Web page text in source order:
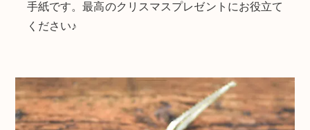
手紙です。最高のクリスマスプレゼントにお役立て
ください♪